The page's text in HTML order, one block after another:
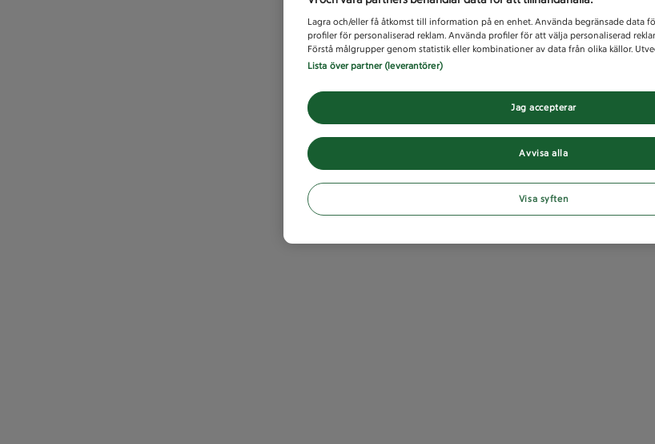
Lagra och/eller få åtkomst till information på en enhet. Använda begränsade data
profiler för personaliserad reklam. Använda profiler för att välja personaliserad
Förstå målgrupper genom statistik eller kombinationer av data från olika källor.
Lista över partner (leverantörer)
Avvisa alla
Jag accepterar
Visa syften